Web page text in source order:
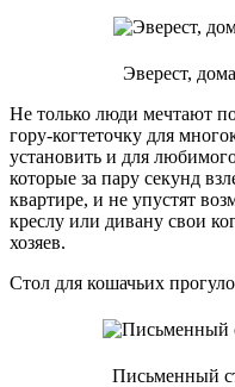
Эверест,
Не только люди мечтают
гору-когтеточку для
установить и для
которые за пару секунд
квартире, и не упустят
креслу или дивану свои
хозяев.
Стол для кошачьих
Письменный